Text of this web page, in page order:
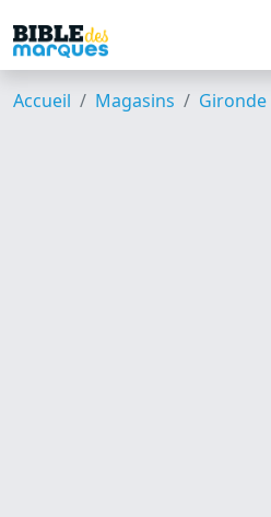
Accueil Magasins Gironde